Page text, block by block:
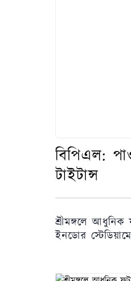
বিপিএল:
টাইটান্স
শ্রীমঙ্গলে
ইনডোর